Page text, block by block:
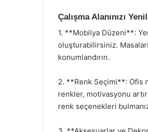
Çalışma Alanınızı
1. **Mobilya Düzeni**:
oluşturabilirsiniz.
konumlandırın.
2. **Renk Seçimi**: Ofis
renkler, motivasyonu
renk seçenekleri